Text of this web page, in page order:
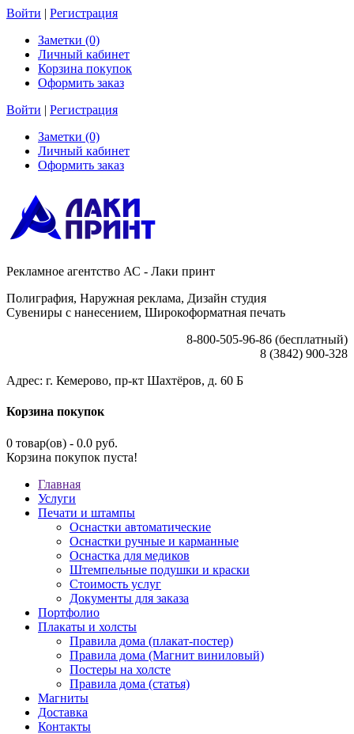
Войти | Регистрация
Заметки (0)
Личный кабинет
Корзина покупок
Оформить заказ
Войти | Регистрация
Заметки (0)
Личный кабинет
Оформить заказ
Рекламное агентство АС - Лаки принт
Полиграфия, Наружная реклама, Дизайн студия
Сувениры с нанесением, Широкоформатная печать
8-800-505-96-86 (бесплатный)
8 (3842) 900-328
Адрес: г. Кемерово, пр-кт Шахтёров, д. 60 Б
Корзина покупок
0 товар(ов) - 0.0 руб.
Корзина покупок пуста!
Главная
Услуги
Печати и штампы
Оснастки автоматические
Оснастки ручные и карманные
Оснастка для медиков
Штемпельные подушки и краски
Стоимость услуг
Документы для заказа
Портфолио
Плакаты и холсты
Правила дома (плакат-постер)
Правила дома (Магнит виниловый)
Постеры на холсте
Правила дома (статья)
Магниты
Доставка
Контакты